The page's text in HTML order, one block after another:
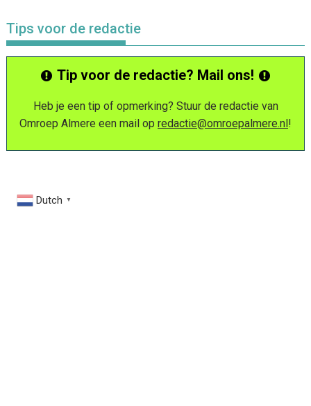
Tips voor de redactie
Tip voor de redactie? Mail ons!
Heb je een tip of opmerking? Stuur de redactie van
Omroep Almere een mail op redactie@omroepalmere.nl!
Dutch ▼